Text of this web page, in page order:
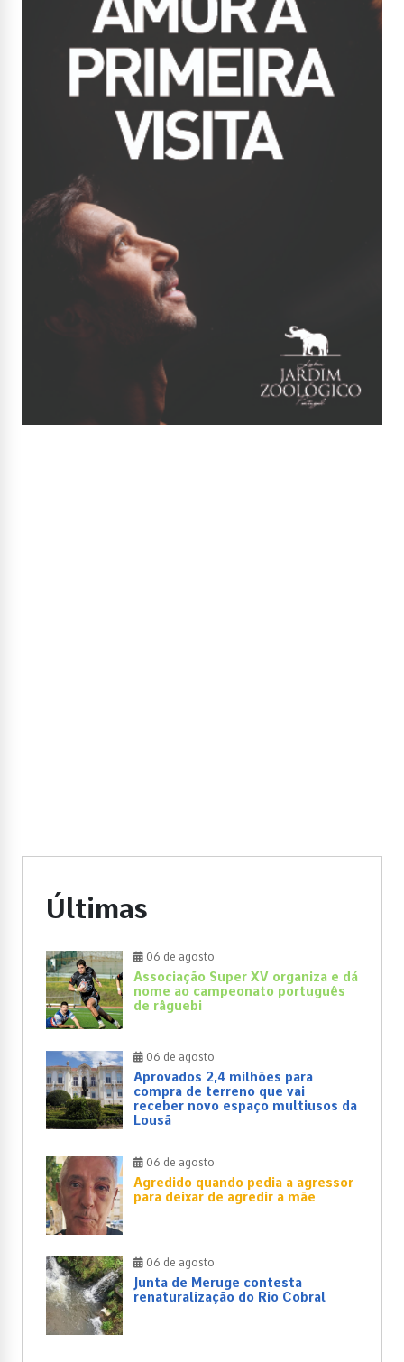
Últimas
06 de agosto
Associação Super XV organiza e dá
nome ao campeonato português
de râguebi
06 de agosto
Aprovados 2,4 milhões para
compra de terreno que vai
receber novo espaço multiusos da
Lousã
06 de agosto
Agredido quando pedia a agressor
para deixar de agredir a mãe
06 de agosto
Junta de Meruge contesta
renaturalização do Rio Cobral